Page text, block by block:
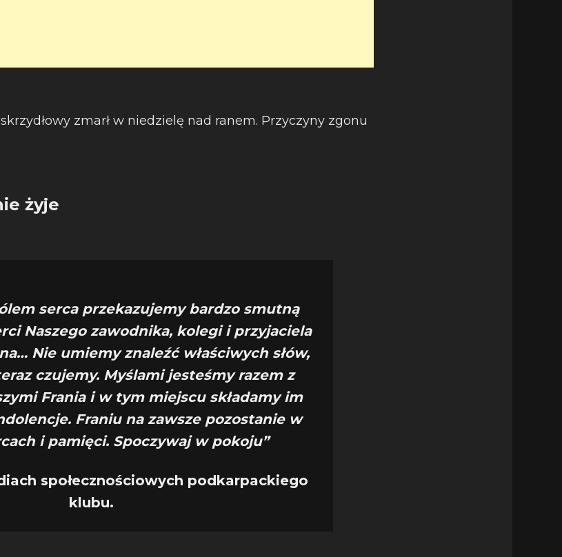
zmarł w niedzielę nad ranem. Przyczyny zgonu
żyje
serca przekazujemy bardzo smutną
Naszego zawodnika, kolegi i przyjaciela
Nie umiemy znaleźć właściwych słów,
czujemy. Myślami jesteśmy razem z
Frania i w tym miejscu składamy im
Franiu na zawsze pozostanie w
i pamięci. Spoczywaj w pokoju”
społecznościowych podkarpackiego
klubu.